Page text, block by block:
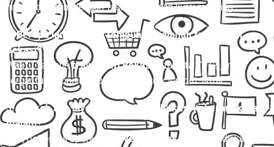
hingga bus mini dengan fasilitas AC dan kursi reclining.
4. Berapa lama waktu tempuh perjalanan travel Pati
Bekasi?
Waktu tempuhtravel Pati Bekasi
rata-rata 7–12 jam,
tergantung kondisi lalu lintas dan titik jemput-antar.
5. Apakah ada layanan travel Pati Bekasi keberangkatan
malam?
Ada, beberapa operator
travel Pati Bekasi
menyediakan